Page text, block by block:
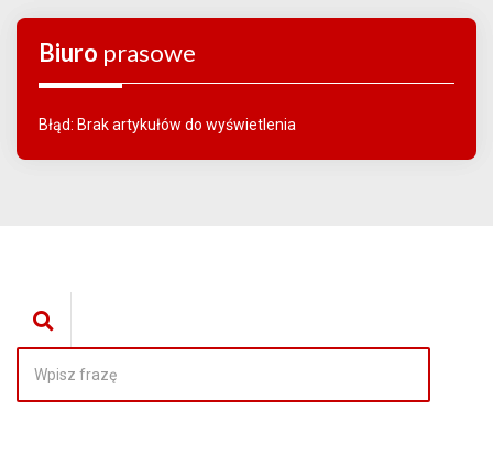
Biuro prasowe
Błąd: Brak artykułów do wyświetlenia